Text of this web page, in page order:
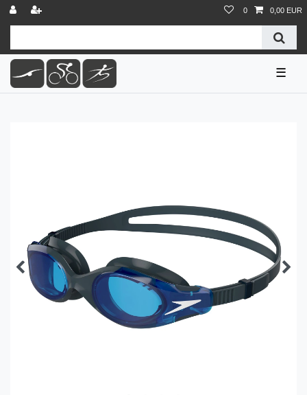
0 0,00 EUR
☰